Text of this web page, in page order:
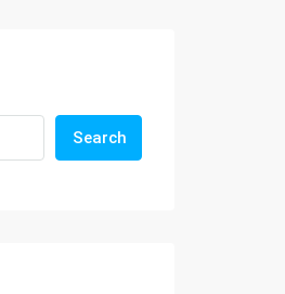
Search